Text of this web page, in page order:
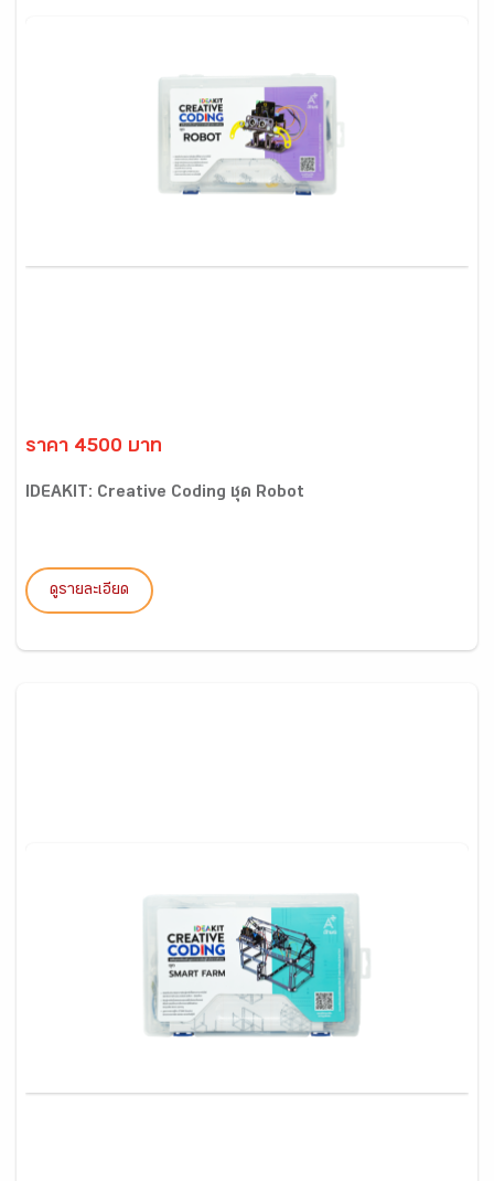
ราคา 4500 บาท
IDEAKIT: Creative Coding ชุด Robot
ดูรายละเอียด